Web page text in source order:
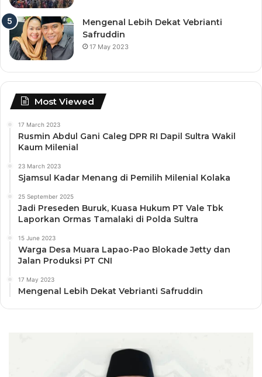
Mengenal Lebih Dekat Vebrianti
Safruddin
17 May 2023
Most Viewed
17 March 2023
Rusmin Abdul Gani Caleg DPR RI Dapil Sultra Wakil
Kaum Milenial
23 March 2023
Sjamsul Kadar Menang di Pemilih Milenial Kolaka
25 September 2025
Jadi Preseden Buruk, Kuasa Hukum PT Vale Tbk
Laporkan Ormas Tamalaki di Polda Sultra
15 June 2023
Warga Desa Muara Lapao-Pao Blokade Jetty dan
Jalan Produksi PT CNI
17 May 2023
Mengenal Lebih Dekat Vebrianti Safruddin